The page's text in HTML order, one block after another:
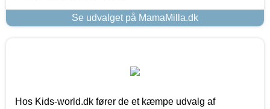
Se udvalget på MamaMilla.dk
Hos Kids-world.dk fører de et kæmpe udvalg af